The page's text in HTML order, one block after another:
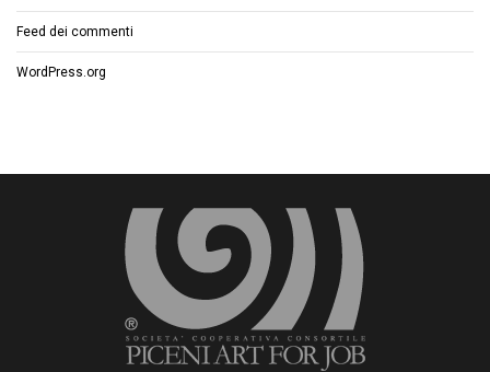
Feed dei commenti
WordPress.org